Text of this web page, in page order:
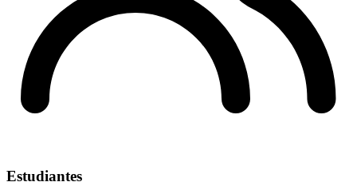
Estudiantes